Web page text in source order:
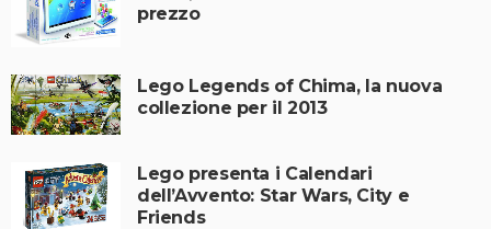
prezzo
Lego Legends of Chima, la nuova
collezione per il 2013
Lego presenta i Calendari
dell’Avvento: Star Wars, City e
Friends